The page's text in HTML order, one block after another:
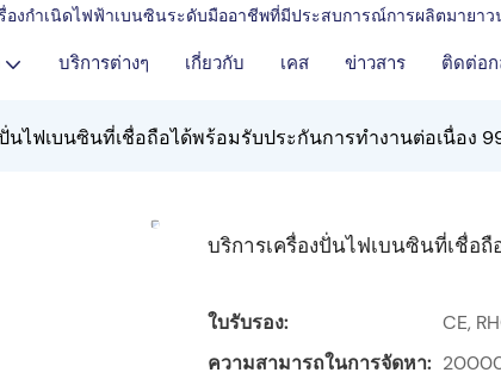
องกำเนิดไฟฟ้าเบนซินระดับมืออาชีพที่มีประสบการณ์การผลิตมายา
บริการต่างๆ เกี่ยวกับ เคส ข่าวสาร ติดต่อ
นไฟเบนซินที่เชื่อถือได้พร้อมรับประกันการทำงานต่อเนื่อง
บริการเครื่องปั่นไฟเบนซินที่เชื่อ
ใบรับรอง:
CE,
ความสามารถในการจัดหา: